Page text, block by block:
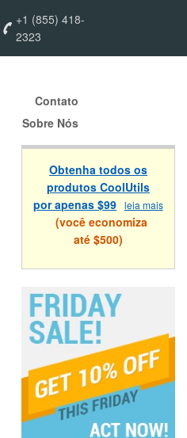
+1 (855) 418-
2323
Contato
Sobre Nós
Obtenha todos os
produtos CoolUtils
por apenas $99 leia mais
(você economiza
até $500)